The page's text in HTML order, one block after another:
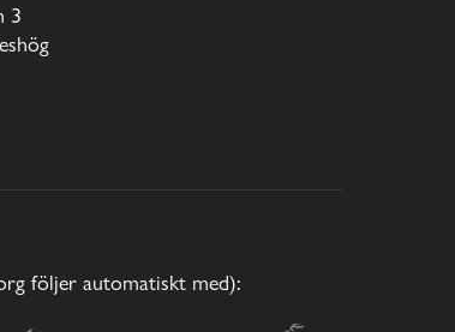
3
följer automatiskt med):